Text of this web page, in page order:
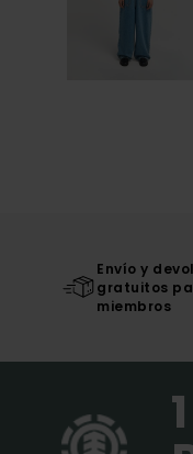
Envío y
gratuitos
miembros